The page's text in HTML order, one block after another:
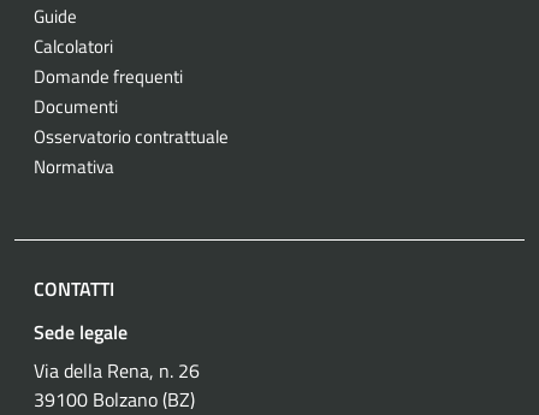
Guide
Calcolatori
Domande frequenti
Documenti
Osservatorio contrattuale
Normativa
CONTATTI
Sede legale
Via della Rena, n. 26
39100 Bolzano (BZ)